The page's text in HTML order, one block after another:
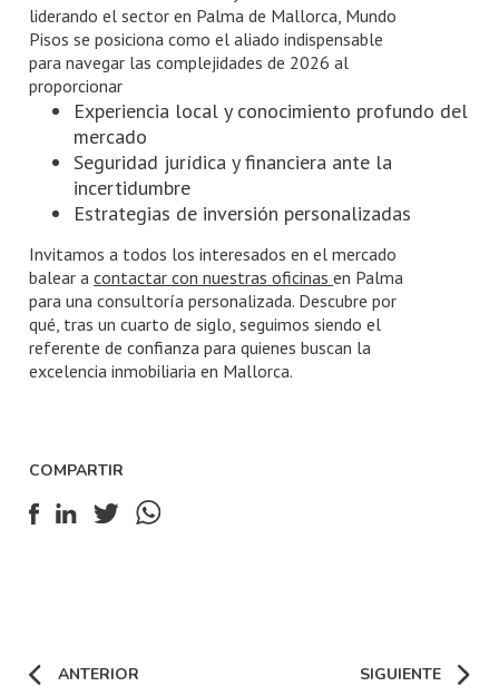
liderando el sector en Palma de Mallorca, Mundo
Pisos se posiciona como el aliado indispensable
para navegar las complejidades de 2026 al
proporcionar
Experiencia local y conocimiento profundo del
mercado
Seguridad jurídica y financiera ante la
incertidumbre
Estrategias de inversión personalizadas
Invitamos a todos los interesados en el mercado
balear acontactar con nuestras oficinasen Palma
para una consultoría personalizada. Descubre por
qué, tras un cuarto de siglo, seguimos siendo el
referente de confianza para quienes buscan la
excelencia inmobiliaria en Mallorca.
COMPARTIR
ANTERIOR SIGUIENTE